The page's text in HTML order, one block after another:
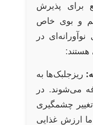
برای پذیرش
و بوی خاص
در
هستند:
ریزجلبک‌ها به
می‌شوند. در
(زیر 5%) تغییر چشمگیری
ارزش غذایی